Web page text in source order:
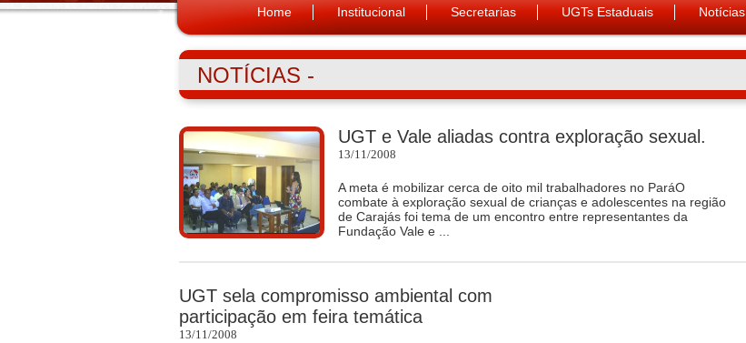
Home Institucional Secretarias UGTs Estaduais Notícias
NOTÍCIAS -
UGT e Vale aliadas contra exploração sexual.
13/11/2008
A meta é mobilizar cerca de oito mil trabalhadores no ParáO
combate à exploração sexual de crianças e adolescentes na região
de Carajás foi tema de um encontro entre representantes da
Fundação Vale e ...
UGT sela compromisso ambiental com
participação em feira temática
13/11/2008